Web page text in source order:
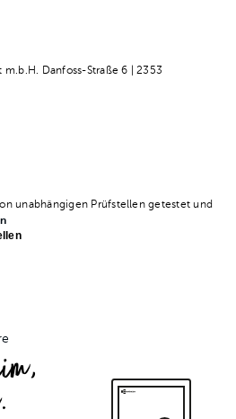
Danfoss-Straße 6 | 2353
unabhängigen Prüfstellen getestet und